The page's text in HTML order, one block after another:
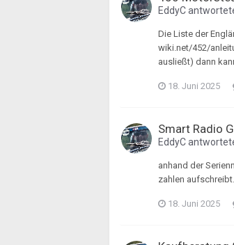
EddyC
Die Liste der
wiki.net/452/
ausließt) dann
18. Juni 2025
Smart Radio
EddyC
anhand der
zahlen
18. Juni 2025